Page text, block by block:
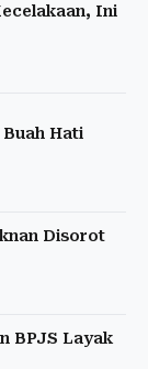
Ini
Hati
Disorot
BPJS Layak